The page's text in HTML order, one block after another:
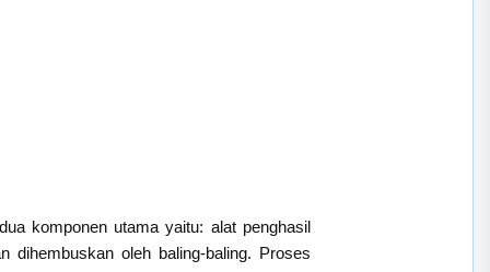
komponen utama yaitu: alat penghasil
dihembuskan oleh baling-baling. Proses